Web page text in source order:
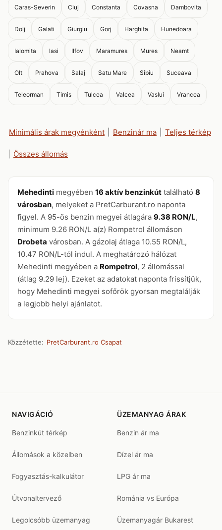
Caras-Severin Cluj Constanta Covasna Dambovita
Dolj Galati Giurgiu Gorj Harghita Hunedoara
Ialomita Iasi Ilfov Maramures Mures Neamt
Olt Prahova Salaj Satu Mare Sibiu Suceava
Teleorman Timis Tulcea Valcea Vaslui Vrancea
Minimális árak megyénként Benzinár ma Teljes térkép
Összes állomás
Mehedinti megyében 16 aktív benzinkút található 8
városban, melyeket a PretCarburant.ro naponta
figyel. A 95-ös benzin megyei átlagára 9.38 RON/L,
minimum 9.26 RON/L a(z) Rompetrol állomáson
Drobeta városban. A gázolaj átlaga 10.55 RON/L,
10.47 RON/L-tól indul. A meghatározó hálózat
Mehedinti megyében a Rompetrol, 2 állomással
(átlag 9.29 lej). Ezeket az adatokat naponta frissítjük,
hogy Mehedinti megyei sofőrök gyorsan megtalálják
a legjobb helyi ajánlatot.
Közzétette: PretCarburant.ro Csapat
NAVIGÁCIÓ
Benzinkút térkép
Állomások a közelben
Fogyasztás-kalkulátor
Útvonaltervező
Legolcsóbb üzemanyag
ÜZEMANYAG ÁRAK
Benzin ár ma
Dízel ár ma
LPG ár ma
Románia vs Európa
Üzemanyagár Bukarest